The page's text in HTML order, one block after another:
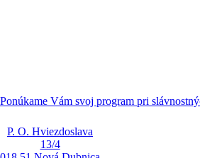
Ponúkame Vám svoj program pri
P. O. Hviezdoslava
13/4